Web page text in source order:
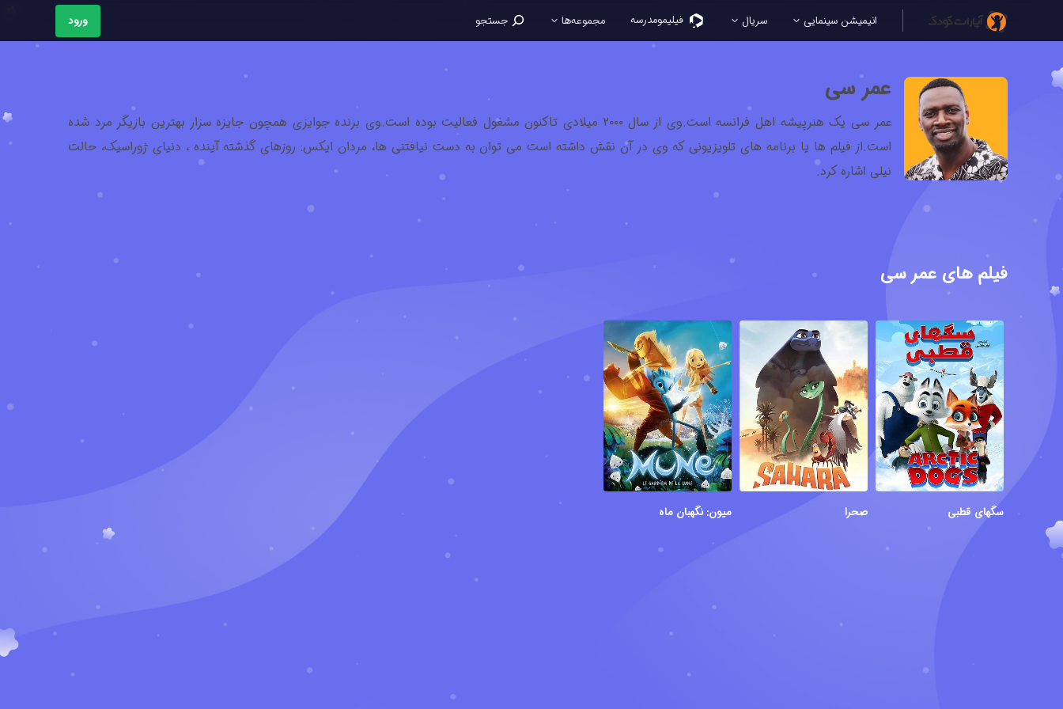
انیمیشن سینمایی سریال فیلیمو‌مدرسه مجموعه‌ها جستجو ورود
عمر سی
عمر سی یک هنرپیشه اهل فرانسه است.وی از سال ۲۰۰۰ میلادی تاکنون مشغول فعالیت بوده است.وی برنده جوایزی همچون جایزه سزار بهترین بازیگر مرد شده
است.از فیلم ها یا برنامه های تلویزیونی که وی در آن نقش داشته است می توان به دست نیافتنی ها، مردان ایکس: روزهای گذشته آینده ، دنیای ژوراسیک، حالت
نیلی اشاره کرد.
فیلم های عمر سی
سگهای قطبی صحرا میون: نگهبان ماه